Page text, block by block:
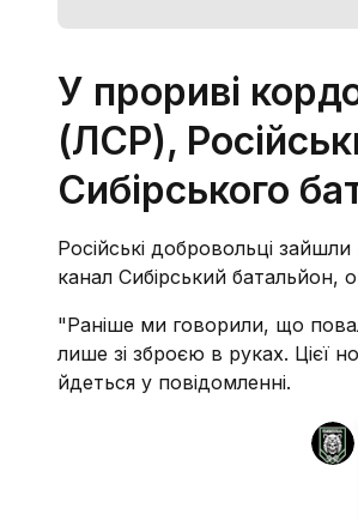
У прориві
(ЛСР),
Сибірського
Російські добровольці
канал Сибірський батальйон,
"Раніше ми говорили, що
лише зі зброєю в руках. Цієї
йдеться у повідомленні.